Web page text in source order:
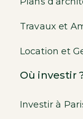
Travaux et
Location et
Où investir
Investir à